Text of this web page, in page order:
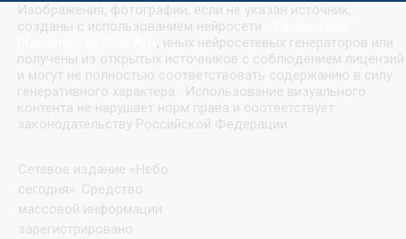
Изображения, фотографии, если не указан источник,
созданы с использованием нейросети
, иных нейросетевых генераторов или
получены из открытых источников с соблюдением лицензий
и могут не полностью соответствовать содержанию в силу
генеративного характера. Использование визуального
контента не нарушает норм права и соответствует
законодательству Российской Федерации.
Сетевое издание «Небо
сегодня». Средство
массовой информации
зарегистрировано